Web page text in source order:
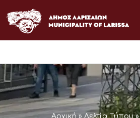
στο
περιεχόμενο
Αρχική » Δελτία Τύπου